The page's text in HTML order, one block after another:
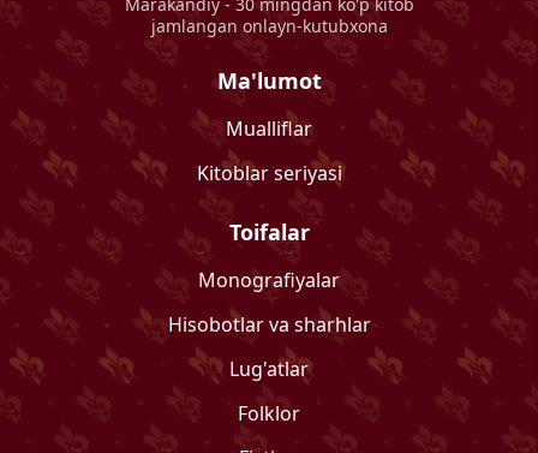
jamlangan onlayn-kutubxona
Ma'lumot
Mualliflar
Kitoblar seriyasi
Toifalar
Monografiyalar
Hisobotlar va sharhlar
Lug'atlar
Folklor